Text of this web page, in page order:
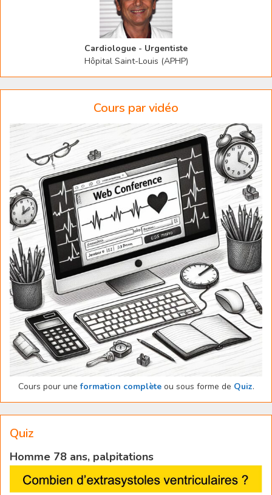
Cardiologue - Urgentiste
Hôpital Saint-Louis (APHP)
Cours par vidéo
Cours pour uneformation complèteou sous forme de Quiz.
Quiz
Homme 78 ans, palpitations